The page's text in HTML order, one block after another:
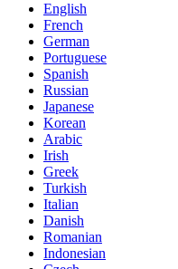
English
French
German
Portuguese
Spanish
Russian
Japanese
Korean
Arabic
Irish
Greek
Turkish
Italian
Danish
Romanian
Indonesian